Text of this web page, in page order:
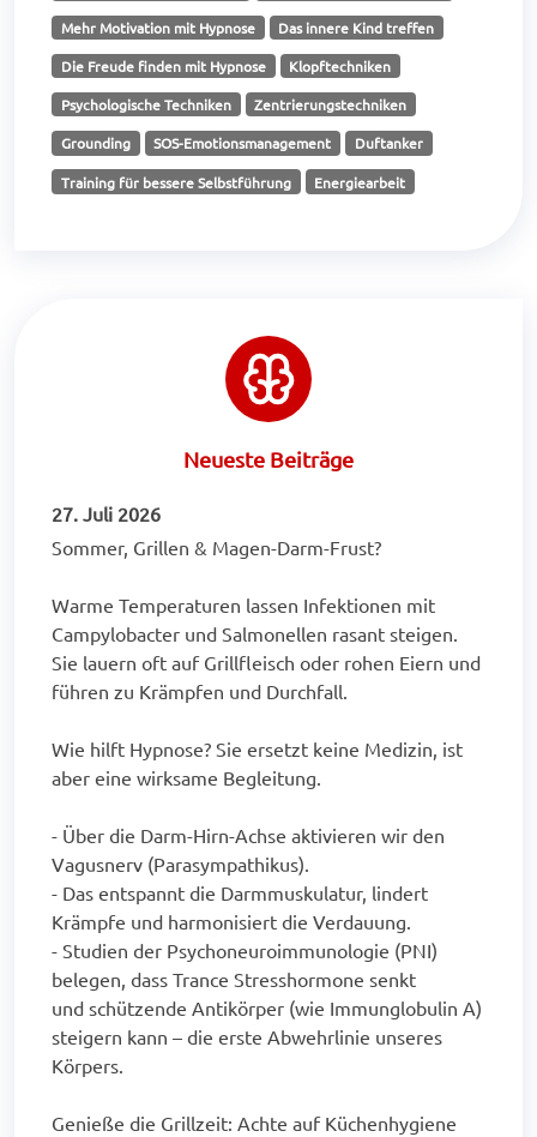
Mehr Motivation mit Hypnose Das innere Kind treffen
Die Freude finden mit Hypnose Klopftechniken
Psychologische Techniken Zentrierungstechniken
Grounding SOS-Emotionsmanagement Duftanker
Training für bessere Selbstführung Energiearbeit
Neueste Beiträge
27. Juli 2026
Sommer, Grillen & Magen-Darm-Frust?
Warme Temperaturen lassen Infektionen mit
Campylobacter und Salmonellen rasant steigen.
Sie lauern oft auf Grillfleisch oder rohen Eiern und
führen zu Krämpfen und Durchfall.
Wie hilft Hypnose? Sie ersetzt keine Medizin, ist
aber eine wirksame Begleitung.
- Über die Darm-Hirn-Achse aktivieren wir den
Vagusnerv (Parasympathikus).
- Das entspannt die Darmmuskulatur, lindert
Krämpfe und harmonisiert die Verdauung.
- Studien der Psychoneuroimmunologie (PNI)
belegen, dass Trance Stresshormone senkt
und schützende Antikörper (wie Immunglobulin A)
steigern kann – die erste Abwehrlinie unseres
Körpers.
Genieße die Grillzeit: Achte auf Küchenhygiene